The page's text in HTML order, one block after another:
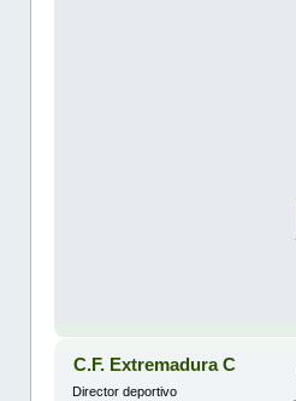
C.F. Extremadura C
Director deportivo